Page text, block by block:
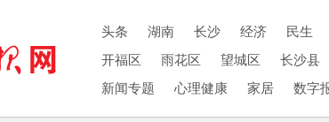
头条 湖南 长沙 经济 民生
开福区
雨花区 望城区 长沙县
新闻专题
心理健康 家居 数字